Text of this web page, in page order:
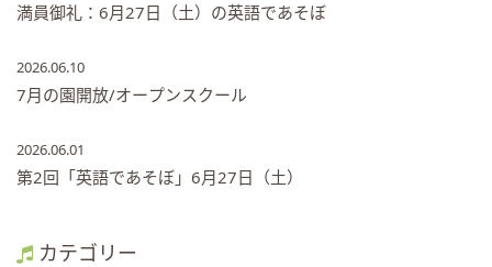
満員御礼：6月27日（土）の英語であそぼ
2026.06.10
7月の園開放/オープンスクール
2026.06.01
第2回「英語であそぼ」6月27日（土）
カテゴリー